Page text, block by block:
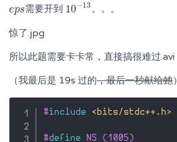
eps
eps需要开到 10−13
10−13。。。
惊了.jpg
所以此题需要卡卡常，直接搞很难过.avi
（我最后是 19s 过的，最后一秒献给虵）
#include <bits/stdc++.h>
#define NS (1005)